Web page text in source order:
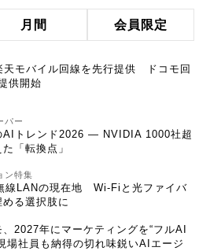
月間 会員限定
天モバイル回線を先行提供 ドコモ回
供開始
パー
AIトレンド2026 ― NVIDIA 1000社超
「転換点」
ン特集
線LANの現在地 Wi-Fiと光ファイバ
る選択肢に
2027年にマーケティングを“フルAI
社員も納得の切れ味鋭いAIエージ